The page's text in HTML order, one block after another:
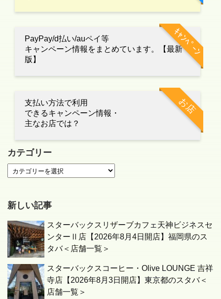
ｷｬﾝﾍﾟｰﾝ
PayPay/d払い/auペイ等
キャンペーン情報をまとめています。【最新
版】
お店
支払い方法で利用
できるキャンペーン情報・
主なお店では？
カテゴリー
新しい記事
スターバックスリザーブカフェ天神ビジネスセ
ンターⅡ店【2026年8月4日開店】福岡県のス
タバ＜店舗一覧＞
スターバックスコーヒー・Olive LOUNGE 吉祥
寺店【2026年8月3日開店】東京都のスタバ＜
店舗一覧＞